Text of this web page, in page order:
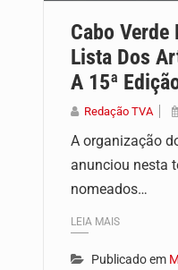
Cabo
Lista Dos
A 15ª
Redação TVA
A organização
anunciou nesta
nomeados…
LEIA MAIS
Publicado em